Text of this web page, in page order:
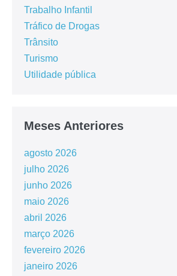
Trabalho Infantil
Tráfico de Drogas
Trânsito
Turismo
Utilidade pública
Meses Anteriores
agosto 2026
julho 2026
junho 2026
maio 2026
abril 2026
março 2026
fevereiro 2026
janeiro 2026